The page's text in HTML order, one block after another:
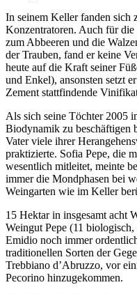
In seinem Keller fanden sich
Konzentratoren. Auch für
zum Abbeeren und die
der Trauben, fand er keine
heute auf die Kraft seiner
und Enkel), ansonsten setzt
Zement stattfindende
Als sich seine Töchter 2005
Biodynamik zu beschäftigen
Vater viele ihrer
praktizierte. Sofia Pepe, die
wesentlich mitleitet, meinte
immer die Mondphasen bei
Weingarten wie im Keller
15 Hektar in insgesamt acht
Weingut Pepe (11
Emidio noch immer
traditionellen Sorten der
Trebbiano d’Abruzzo, vor
Pecorino hinzugekommen.